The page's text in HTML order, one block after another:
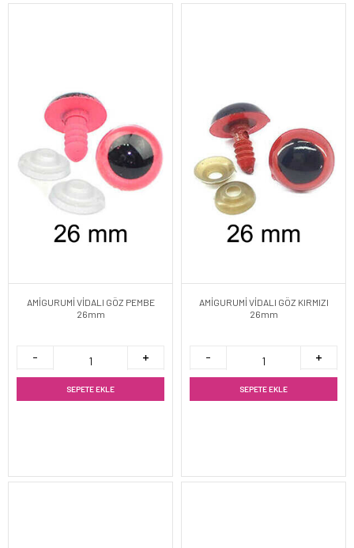
AMİGURUMİ VİDALI GÖZ PEMBE
26mm
SEPETE EKLE
AMİGURUMİ VİDALI GÖZ KIRMIZI
26mm
SEPETE EKLE